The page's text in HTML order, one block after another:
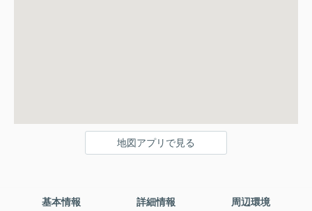
地図アプリで見る
基本情報 詳細情報 周辺環境